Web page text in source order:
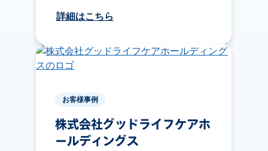
詳細はこちら
お客様事例
株式会社グッドライフケアホ
ールディングス